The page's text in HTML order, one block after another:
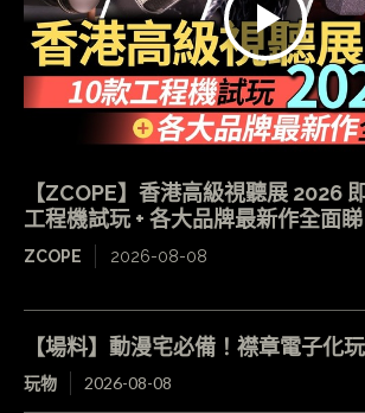
【ZCOPE】香港高級視聽展 2026
工程機試玩 + 各大品牌最新作全面睇
ZCOPE 2026-08-08
【場料】動漫宅必備！襟章電子化
玩物 2026-08-08